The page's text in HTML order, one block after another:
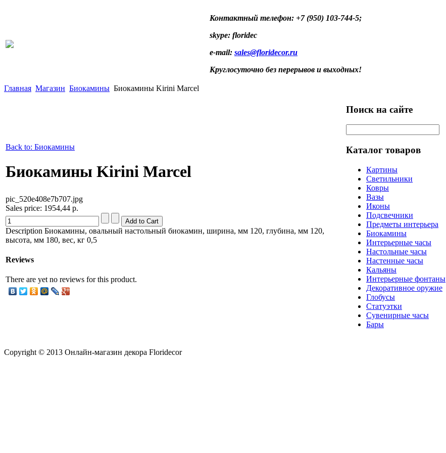
Контактный телефон: +7 (950) 103-744-5;
skype: floridec
e-mail: sales@floridecor.ru
Круглосуточно без перерывов и выходных!
Главная Магазин Биокамины Биокамины Kirini Marcel
Back to: Биокамины
Биокамины Kirini Marcel
pic_520e408e7b707.jpg
Sales price: 1954,44 р.
Description Биокамины, овальный настольный биокамин, ширина, мм 120, глубина, мм 120,
высота, мм 180, вес, кг 0,5
Reviews
There are yet no reviews for this product.
Поиск на сайте
Каталог товаров
Картины
Светильники
Ковры
Вазы
Иконы
Подсвечники
Предметы интерьера
Биокамины
Интерьерные часы
Настольные часы
Настенные часы
Кальяны
Интерьерные фонтаны
Декоративное оружие
Глобусы
Статуэтки
Сувенирные часы
Бары
Copyright © 2013 Онлайн-магазин декора Floridecor